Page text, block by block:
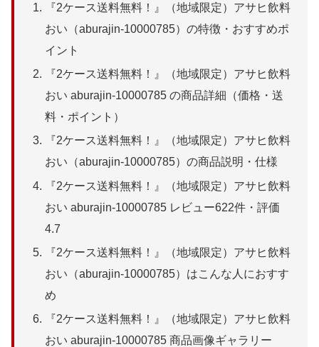
『2ケース送料無料！』（地域限定）アサヒ飲料
おい（aburajin-10000785）の特徴・おすすめポ
イント
『2ケース送料無料！』（地域限定）アサヒ飲料
おい aburajin-10000785 の商品詳細（価格・送
料・ポイント）
『2ケース送料無料！』（地域限定）アサヒ飲料
おい（aburajin-10000785）の商品説明・仕様
『2ケース送料無料！』（地域限定）アサヒ飲料
おい aburajin-10000785 レビュー622件・評価
4.7
『2ケース送料無料！』（地域限定）アサヒ飲料
おい（aburajin-10000785）はこんな人におすす
め
『2ケース送料無料！』（地域限定）アサヒ飲料
おい aburajin-10000785 商品画像ギャラリー